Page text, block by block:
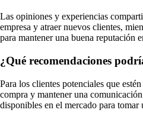
Las opiniones y experiencias
empresa y atraer nuevos clientes,
para mantener una buena reputación
¿Qué recomendaciones
Para los clientes potenciales que
compra y mantener una
disponibles en el mercado para